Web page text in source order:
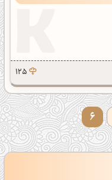
125
6